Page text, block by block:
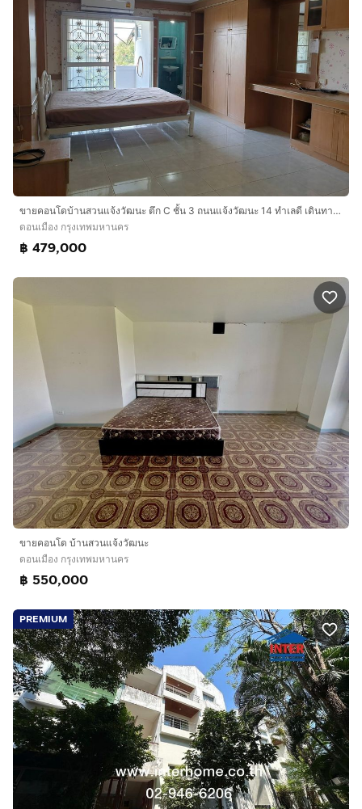
ย่านดอนเมือง ใกล้ตลาดสดหลายแห่ง ห้างหลายแห่ง ใกล้
โรงเรียนวัดเวฬุวนาราม โรงพยาบาลมงกุฎวัฒนะ โรง
พยาบาลจุฬาภรณ์ ใกล้ดิอเวนิวแจ้งวัฒนะ ตลาดโกสุมรวมใจ
เมืองทองธานี
บิ๊กซีแจ้งวัฒนะ ใกล้สำนักงานเขตดอนเมือง ศูนย์ราชการ
แจ้งวัฒนะ
การเดินทางสะดวก
เข้า-ออกได้หลายเส้นทาง
ถนนแจ้งวัฒนะ ถนนสรงประภา ถนนโกสุมสามัคคี ออกถนน
ใกล้รถไฟฟ้าสายสีแดง สถานีการเคหะ ใกล้รถไฟฟ้าสาย
สีชมพู ปากเกร็ด-มีนบุรี
บริษัท อินเตอร์โฮม เรียลตี้ เอสเตท จำกัด
Interhome Realty Estate
www.interhome.co.th
โทร.
กดเพื่อดูเบอร์โทร xxxxxx206
https://www.interhome.co.th/propertydetail.php?
propcode=63942
ขายคอนโดบ้านสวนแจ้งวัฒนะ ตึก C ชั้น 3 ถนนแจ้งวัฒนะ 14 ทำเลดี เดินทางสะดวก ใกล้เซ็นทรัลแจ้งวัฒนะ
ดอนเมือง กรุงเทพมหานคร
฿ 479,000
ขายคอนโด บ้านสวนแจ้งวัฒนะ
ดอนเมือง กรุงเทพมหานคร
฿ 550,000
PREMIUM